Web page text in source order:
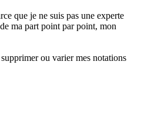
que je ne suis pas une experte
ma part point par point, mon
ou varier mes notations